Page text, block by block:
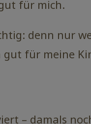
für mich.
denn nur
gut für meine
– damals